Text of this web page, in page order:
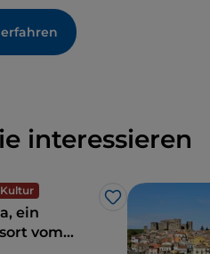
interessieren
Like
ein
vom